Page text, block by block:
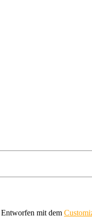
Entworfen mit dem